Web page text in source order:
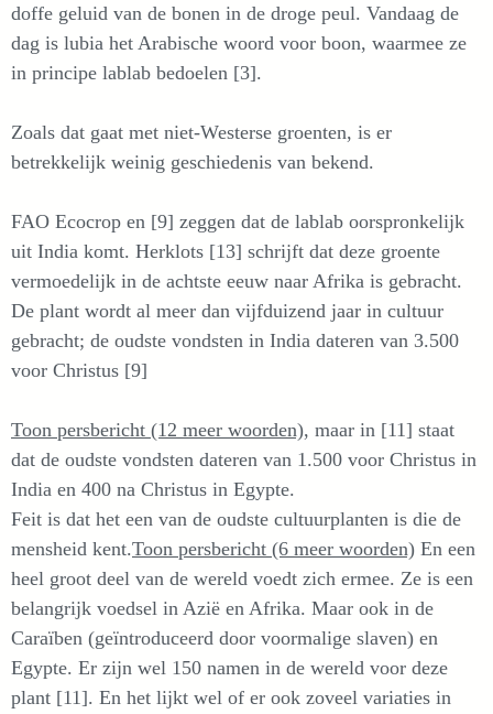
doffe geluid van de bonen in de droge peul. Vandaag de
dag is lubia het Arabische woord voor boon, waarmee ze
in principe lablab bedoelen [3].
Zoals dat gaat met niet-Westerse groenten, is er
betrekkelijk weinig geschiedenis van bekend.
FAO Ecocrop en [9] zeggen dat de lablab oorspronkelijk
uit India komt. Herklots [13] schrijft dat deze groente
vermoedelijk in de achtste eeuw naar Afrika is gebracht.
De plant wordt al meer dan vijfduizend jaar in cultuur
gebracht; de oudste vondsten in India dateren van 3.500
voor Christus [9]
Toon persbericht (12 meer woorden), maar in [11] staat
dat de oudste vondsten dateren van 1.500 voor Christus in
India en 400 na Christus in Egypte.
Feit is dat het een van de oudste cultuurplanten is die de
mensheid kent.Toon persbericht (6 meer woorden) En een
heel groot deel van de wereld voedt zich ermee. Ze is een
belangrijk voedsel in Azië en Afrika. Maar ook in de
Caraïben (geïntroduceerd door voormalige slaven) en
Egypte. Er zijn wel 150 namen in de wereld voor deze
plant [11]. En het lijkt wel of er ook zoveel variaties in